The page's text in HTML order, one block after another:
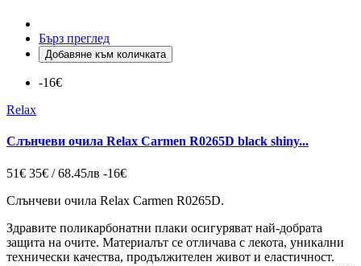
Бърз преглед
Добавяне към количката
-16€
Relax
Слънчеви очила Relax Carmen R0265D black shiny...
51€ 35€ / 68.45лв -16€
Слънчеви очила Relax Carmen R0265D.
Здравите поликарбонатни плаки осигуряват най-добрата
защита на очите. Материалът се отличава с лекота, уникални
технически качества, продължителен живот и еластичност.